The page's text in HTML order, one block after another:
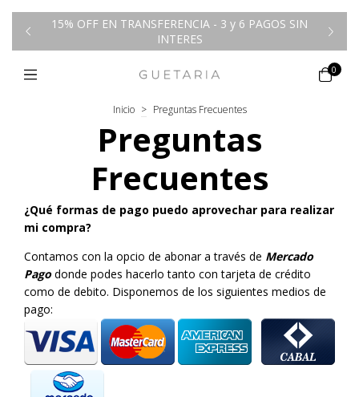
15% OFF EN TRANSFERENCIA - 3 y 6 PAGOS SIN
INTERES
0
Inicio > Preguntas Frecuentes
Preguntas
Frecuentes
¿Qué formas de pago puedo aprovechar para realizar
mi compra?
Contamos con la opcio de abonar a través de Mercado
Pagodonde podes hacerlo tanto con tarjeta de crédito
como de debito. Disponemos de los siguientes medios de
pago: